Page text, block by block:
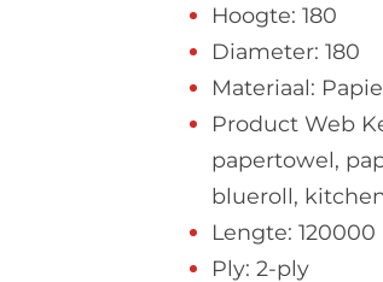
Hoogte: 180
Diameter: 180
Materiaal:
Product Web
papertowel,
blueroll,
Lengte: 120000
Ply: 2-ply